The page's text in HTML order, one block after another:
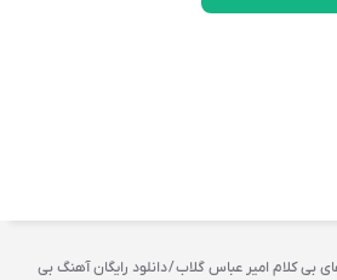
بی‌ کلام امیر عباس گلاب/ دانلود رایگان آهنگ بی